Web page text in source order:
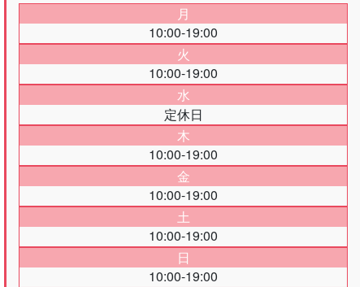
月
10:00-19:00
火
10:00-19:00
水
定休日
木
10:00-19:00
金
10:00-19:00
土
10:00-19:00
日
10:00-19:00